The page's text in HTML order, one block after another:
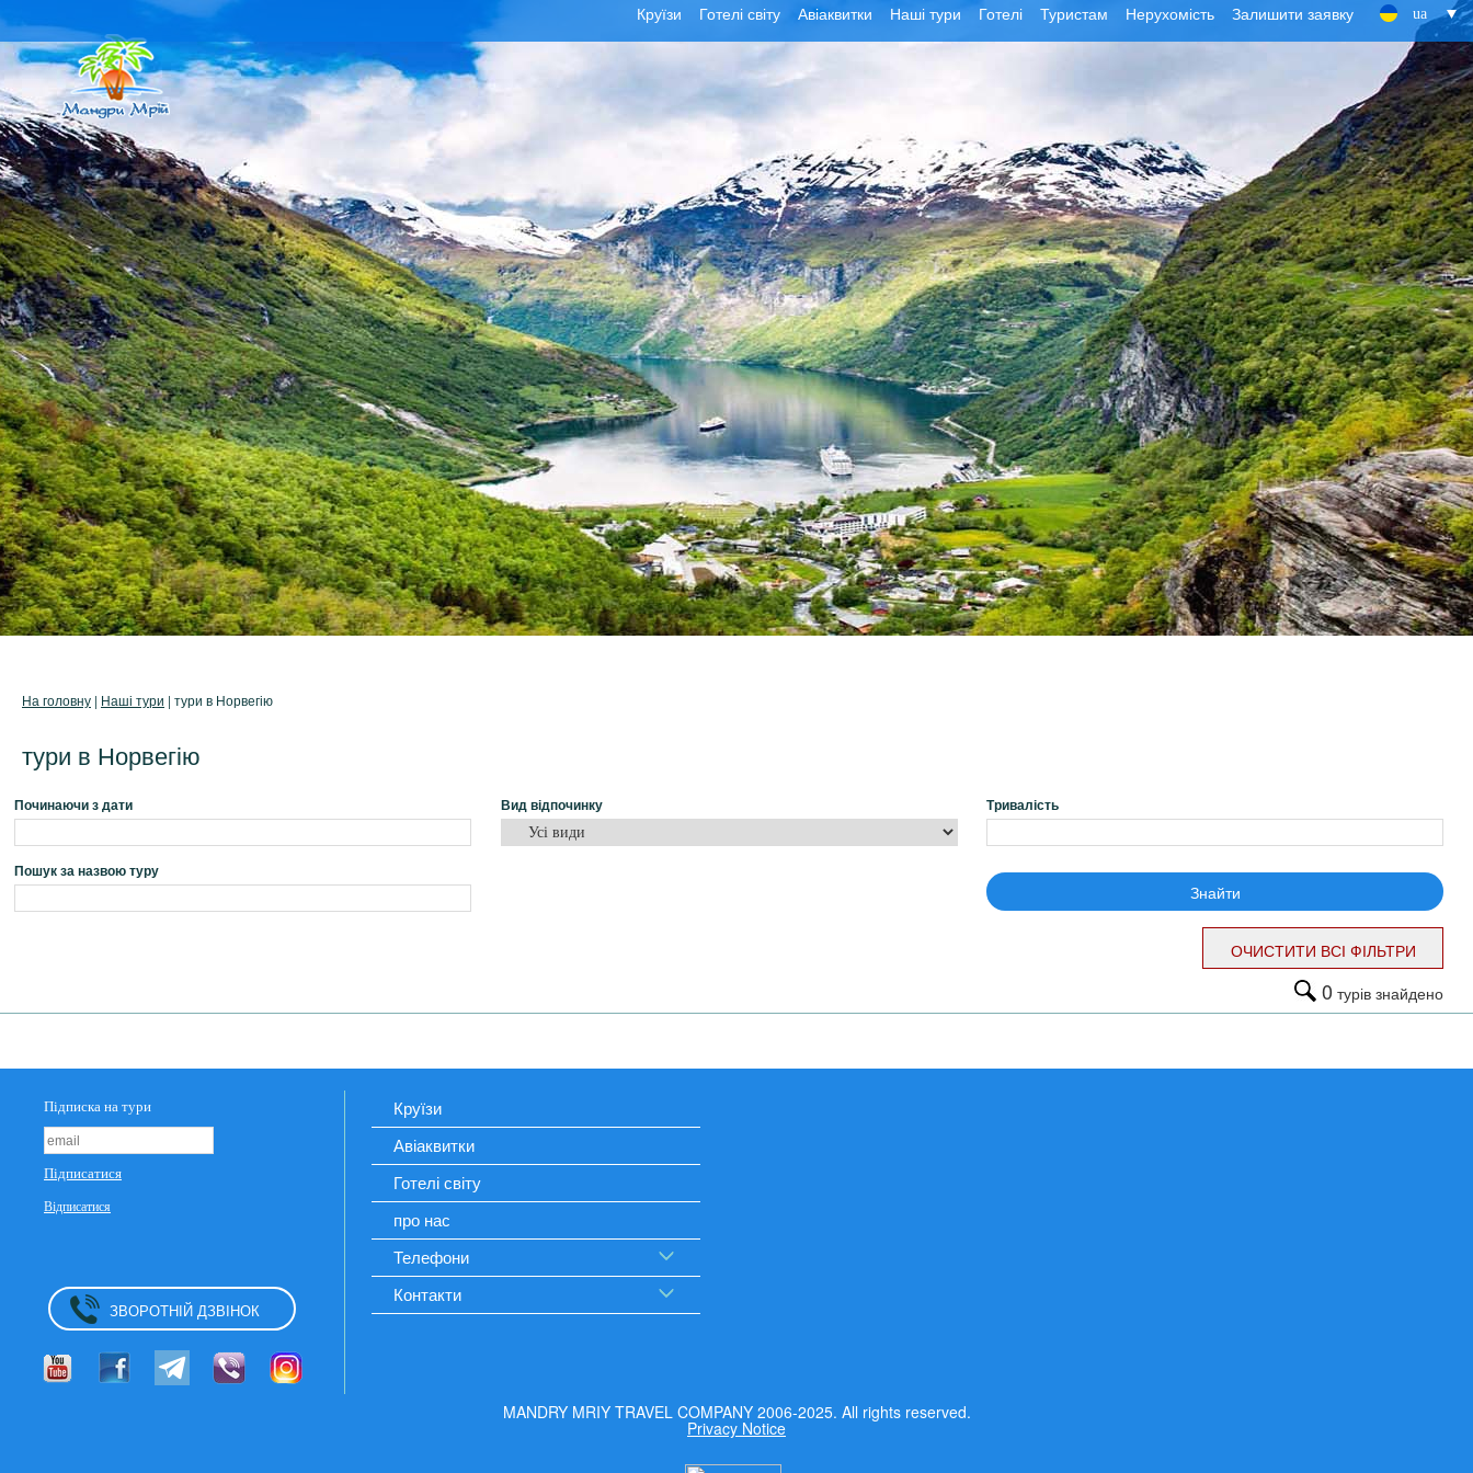
Круїзи Готелі світу Авіаквитки Наші тури Готелі Туристам Нерухомість Залишити заявку ua
На головну | Наші тури | тури в Норвегію
тури в Норвегію
Починаючи з дати Вид відпочинку Тривалість
Пошук за назвою туру
Знайти
ОЧИСТИТИ ВСІ ФІЛЬТРИ
0 турів знайдено
ЗВОРОТНІЙ ДЗВІНОК
Круїзи
Авіаквитки
Готелі світу
про нас
Телефони
Контакти
MANDRY MRIY TRAVEL COMPANY 2006-2025. All rights reserved.
Privacy Notice